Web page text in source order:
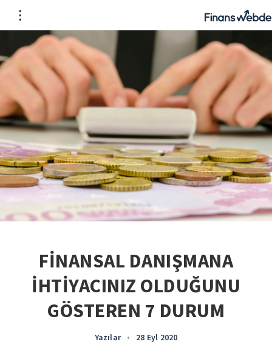
FİNANSAL DANIŞMANA
İHTİYACINIZ OLDUĞUNU
GÖSTEREN 7 DURUM
Yazılar • 28 Eyl 2020